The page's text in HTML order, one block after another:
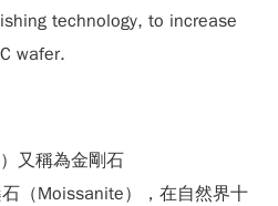
technology, to increase
wafer.
又稱為金剛石
石（Moissanite），在自然界十